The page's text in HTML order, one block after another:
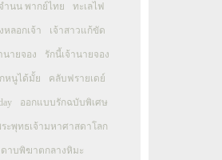
ำนน พากย์ไทย ทะเลไฟ
หลอกเจ้า เจ้าสาวแก้ขัด
นายจอง รักนี้เจ้านายจอง
หนูได้มั้ย คลับฟรายเดย์
ออกแบบรักฉบับพิเศษ
ะพุทธเจ้ามหาศาสดาโลก
ดาบพิฆาตกลางหิมะ